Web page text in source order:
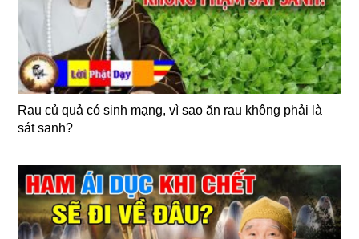
Rau củ quả có sinh mạng, vì sao ăn rau không phải là
sát sanh?